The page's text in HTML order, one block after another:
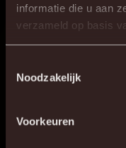
informatie die u aan
verzameld op basis
Noodzakelijk
Voorkeuren
DE
Download de